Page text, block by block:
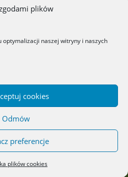
plików
optymalizacji naszej witryny i naszych
cookies
Odmów
preferencje
plików cookies
książki detektywistyczne!
2026
Możliwość komentowania
podróż Odyseusza” –
LIBRA
2026
Możliwość komentowania
wyłączona